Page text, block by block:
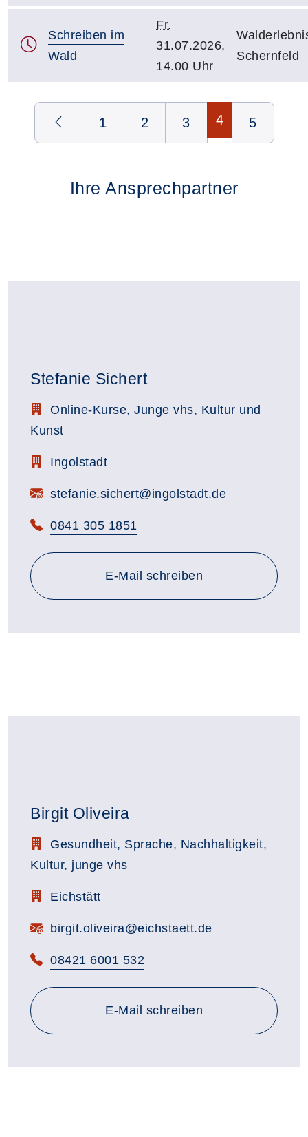
Schreiben im
Wald
Fr.
31.07.2026,
14.00 Uhr
Schernfeld
1 2 3 4 5
Ihre Ansprechpartner
Stefanie Sichert
Stellenbezeichnung:
Online-Kurse, Junge vhs, Kultur und
Kunst
Zimmerbezeichnung:
Ingolstadt
E-Mail:stefanie.sichert@ingolstadt.de
Telefon:
0841 305 1851
E-Mail schreiben
Birgit Oliveira
Stellenbezeichnung:
Gesundheit, Sprache, Nachhaltigkeit,
Kultur, junge vhs
Zimmerbezeichnung:
Eichstätt
E-Mail:birgit.oliveira@eichstaett.de
Telefon:
08421 6001 532
E-Mail schreiben